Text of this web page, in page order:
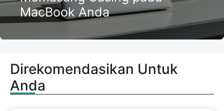
MacBook Anda
Direkomendasikan Untuk
Anda